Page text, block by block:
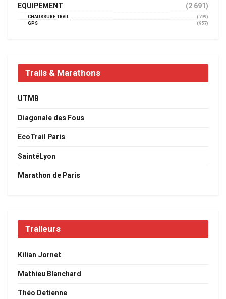
EQUIPEMENT (2 691)
CHAUSSURE TRAIL
(799)
GPS
(957)
Trails & Marathons
UTMB
Diagonale des Fous
EcoTrail Paris
SaintéLyon
Marathon de Paris
Traileurs
Kilian Jornet
Mathieu Blanchard
Théo Detienne